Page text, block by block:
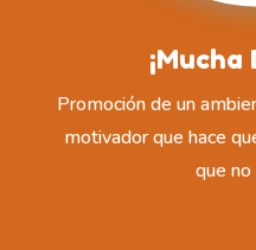
Promoción de un
motivador que hace
que